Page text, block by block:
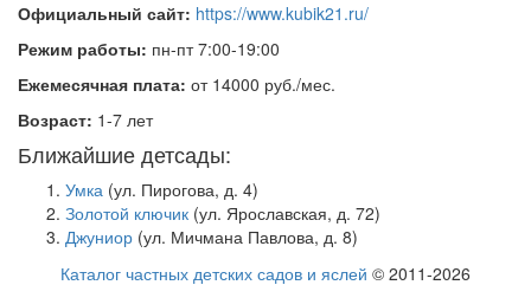
Официальный сайт: https://www.kubik21.ru/
Режим работы: пн-пт 7:00-19:00
Ежемесячная плата: от 14000 руб./мес.
Возраст: 1-7 лет
Ближайшие детсады:
Умка (ул. Пирогова, д. 4)
Золотой ключик (ул. Ярославская, д. 72)
Джуниор (ул. Мичмана Павлова, д. 8)
Каталог частных детских садов и яслей © 2011-2026